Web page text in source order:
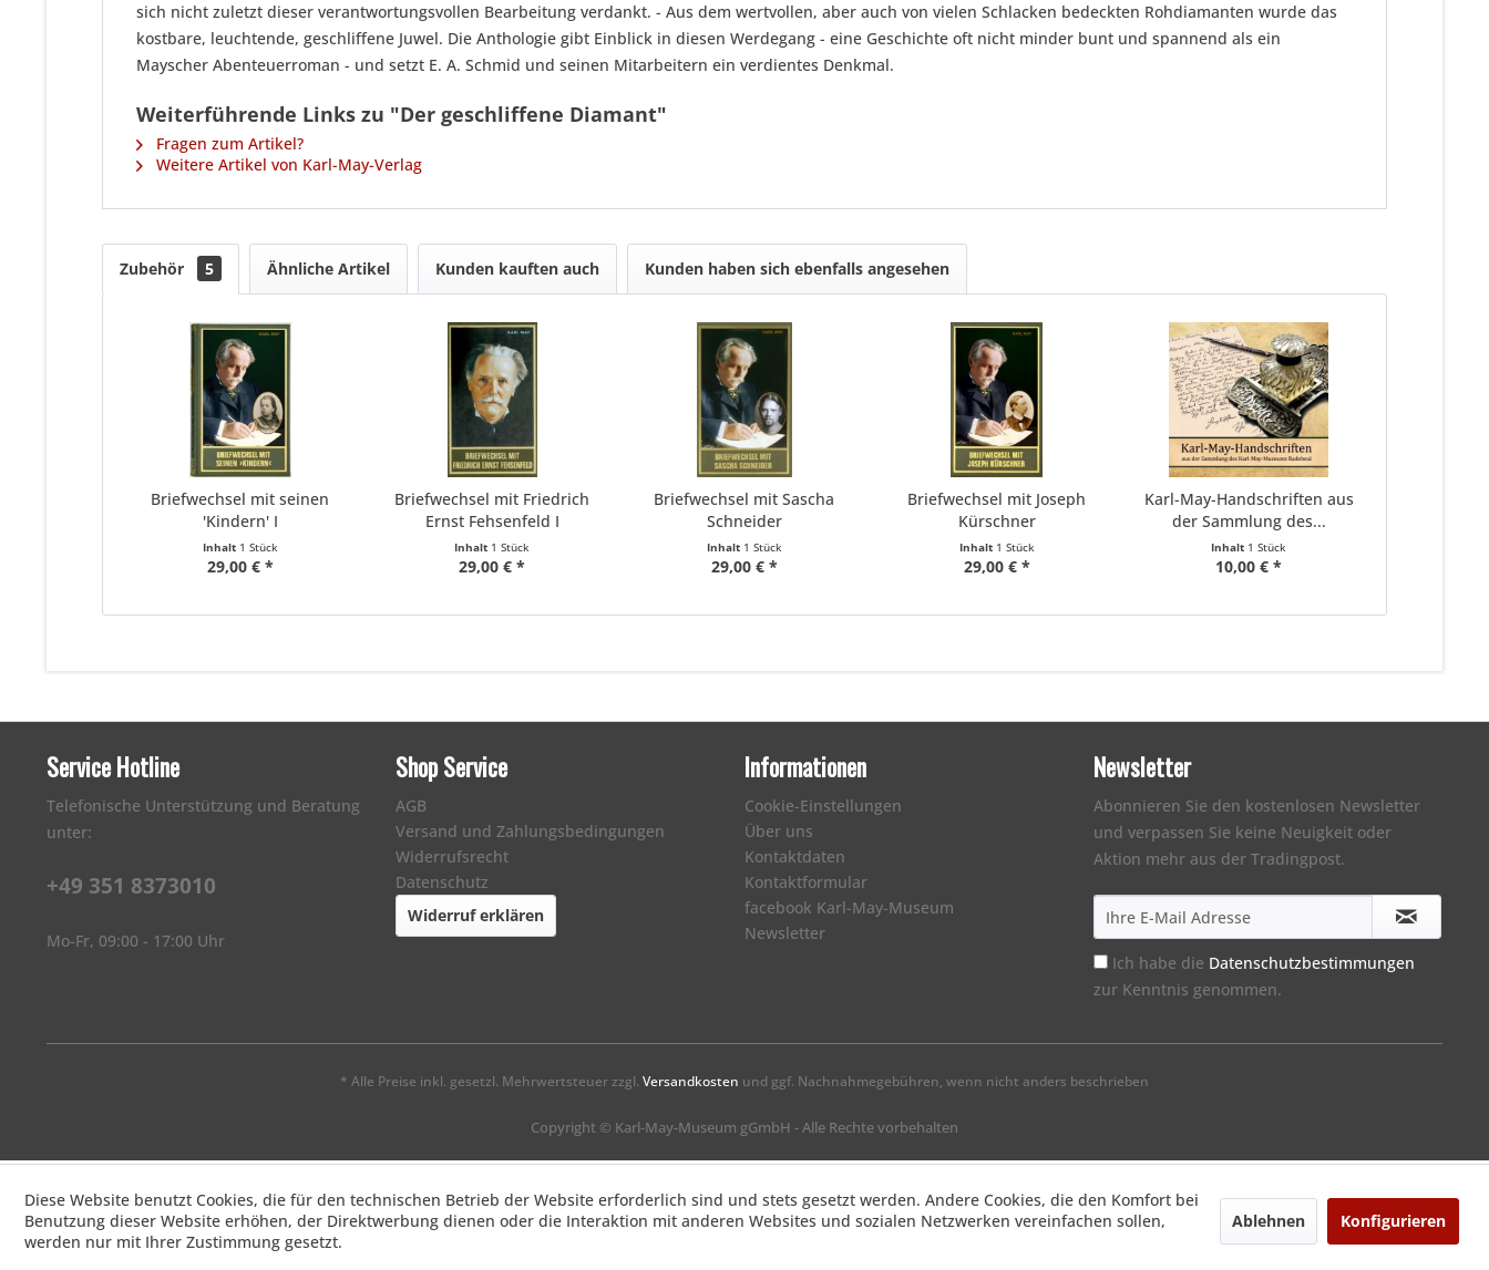
sich nicht zuletzt dieser verantwortungsvollen Bearbeitung verdankt. - Aus dem wertvollen, aber auch von vielen Schlacken bedeckten Rohdiamanten wurde das
kostbare, leuchtende, geschliffene Juwel. Die Anthologie gibt Einblick in diesen Werdegang - eine Geschichte oft nicht minder bunt und spannend als ein
Mayscher Abenteuerroman - und setzt E. A. Schmid und seinen Mitarbeitern ein verdientes Denkmal.
Weiterführende Links zu "Der geschliffene Diamant"
Fragen zum Artikel?
Weitere Artikel von Karl-May-Verlag
Zubehör 5 Ähnliche Artikel Kunden kauften auch Kunden haben sich ebenfalls angesehen
Briefwechsel mit seinen
'Kindern' I
Inhalt 1 Stück
29,00 € *
Briefwechsel mit Friedrich
Ernst Fehsenfeld I
Inhalt 1 Stück
29,00 € *
Briefwechsel mit Sascha
Schneider
Inhalt 1 Stück
29,00 € *
Briefwechsel mit Joseph
Kürschner
Inhalt 1 Stück
29,00 € *
Karl-May-Handschriften aus
der Sammlung des...
Inhalt 1 Stück
10,00 € *
Service Hotline
Telefonische Unterstützung und Beratung
unter:
+49 351 8373010
Mo-Fr, 09:00 - 17:00 Uhr
Shop Service
AGB
Versand und Zahlungsbedingungen
Widerrufsrecht
Datenschutz
Widerruf erklären
Informationen
Cookie-Einstellungen
Über uns
Kontaktdaten
Kontaktformular
facebook Karl-May-Museum
Newsletter
Newsletter
Abonnieren Sie den kostenlosen Newsletter
und verpassen Sie keine Neuigkeit oder
Aktion mehr aus der Tradingpost.
Ich habe die Datenschutzbestimmungen
zur Kenntnis genommen.
* Alle Preise inkl. gesetzl. Mehrwertsteuer zzgl. Versandkosten und ggf. Nachnahmegebühren, wenn nicht anders beschrieben
Copyright © Karl-May-Museum gGmbH - Alle Rechte vorbehalten
Diese Website benutzt Cookies, die für den technischen Betrieb der Website erforderlich sind und stets gesetzt werden. Andere Cookies, die den Komfort bei
Benutzung dieser Website erhöhen, der Direktwerbung dienen oder die Interaktion mit anderen Websites und sozialen Netzwerken vereinfachen sollen,
werden nur mit Ihrer Zustimmung gesetzt.
Ablehnen Konfigurieren